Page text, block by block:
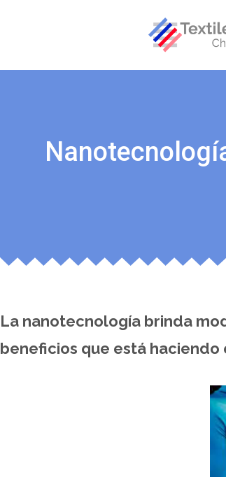
La nanotecnología brinda
beneficios que está